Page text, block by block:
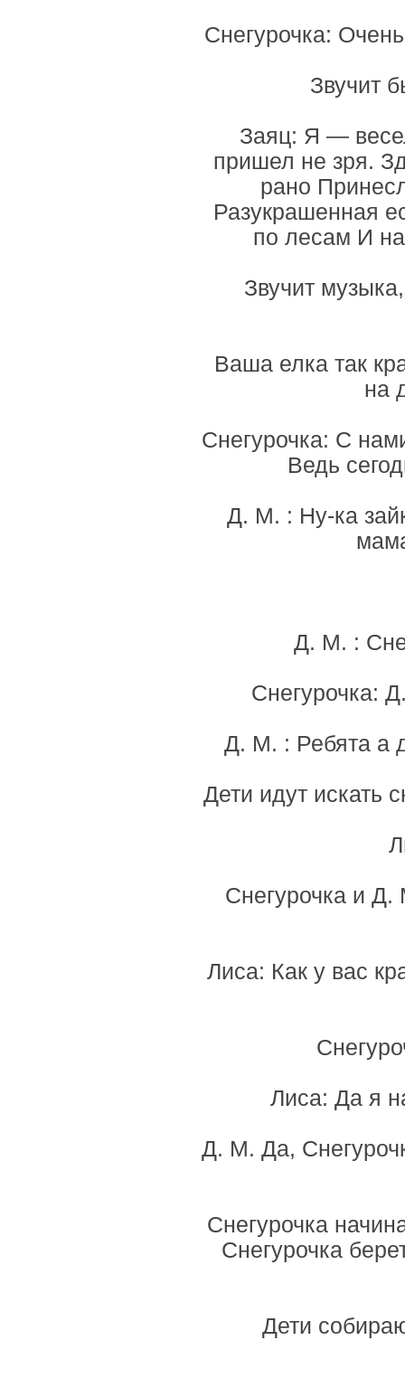
Снегурочка:
Звучит
Заяц: Я —
пришел не зря.
рано
Разукрашенная
по лесам И на
Звучит
Ваша елка так
на
Снегурочка: С
Ведь
Д. М. : Ну-ка
Д. М. :
Снегурочка:
Д. М. : Ребята а
Дети идут искать
Снегурочка и Д.
Лиса: Как у вас
Лиса: Да я
Д. М. Да,
Снегурочка
Снегурочка
Дети